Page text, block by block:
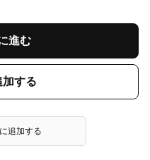
進む
加する
追加する